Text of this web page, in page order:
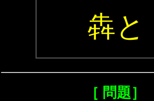
犇と
［ 問題］